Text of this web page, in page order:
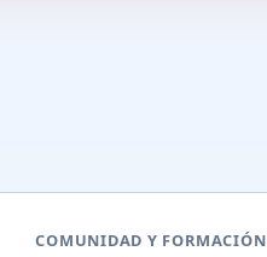
COMUNIDAD Y FORMACIÓN